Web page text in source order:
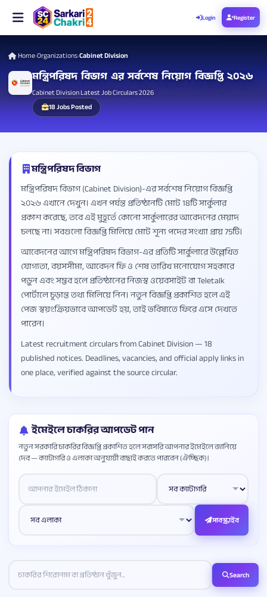
Login Register
Home›Organizations›Cabinet Division
মন্ত্রিপরিষদ বিভাগ এর সর্বশেষ নিয়োগ বিজ্ঞপ্তি ২০২৬
Cabinet Division Latest Job Circulars 2026
18 Jobs Posted
মন্ত্রিপরিষদ বিভাগ
মন্ত্রিপরিষদ বিভাগ (Cabinet Division)-এর সর্বশেষ নিয়োগ বিজ্ঞপ্তি
২০২৬ এখানে দেখুন। এখন পর্যন্ত প্রতিষ্ঠানটি মোট 18টি সার্কুলার
প্রকাশ করেছে, তবে এই মুহূর্তে কোনো সার্কুলারের আবেদনের মেয়াদ
চলছে না। সবগুলো বিজ্ঞপ্তি মিলিয়ে মোট শূন্য পদের সংখ্যা প্রায় 75টি।
আবেদনের আগে মন্ত্রিপরিষদ বিভাগ-এর প্রতিটি সার্কুলারে উল্লেখিত
যোগ্যতা, বয়সসীমা, আবেদন ফি ও শেষ তারিখ মনোযোগ সহকারে
পড়ুন এবং সম্ভব হলে প্রতিষ্ঠানের নিজস্ব ওয়েবসাইট বা Teletalk
পোর্টালে চূড়ান্ত তথ্য মিলিয়ে নিন। নতুন বিজ্ঞপ্তি প্রকাশিত হলে এই
পেজ স্বয়ংক্রিয়ভাবে আপডেট হয়, তাই ভবিষ্যতে ফিরে এসে দেখতে
পারেন।
Latest recruitment circulars from Cabinet Division — 18
published notices. Deadlines, vacancies, and official apply links in
one place, verified against the source circular.
ইমেইলে চাকরির আপডেট পান
নতুন সরকারি চাকরির বিজ্ঞপ্তি প্রকাশিত হলে সরাসরি আপনার ইমেইলে জানিয়ে
দেব — ক্যাটাগরি ও এলাকা অনুযায়ী বাছাই করতে পারবেন (ঐচ্ছিক)।
Website
সাবস্ক্রাইব
Search